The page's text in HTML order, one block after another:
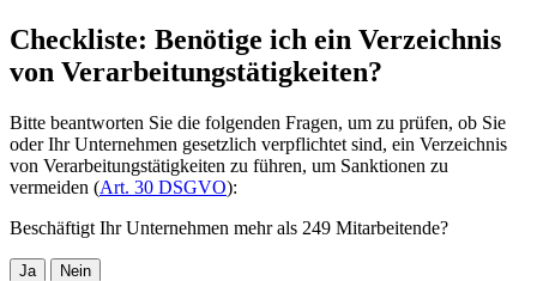
Checkliste: Benötige ich ein Verzeichnis
von Verarbeitungstätigkeiten?
Bitte beantworten Sie die folgenden Fragen, um zu prüfen, ob Sie
oder Ihr Unternehmen gesetzlich verpflichtet sind, ein Verzeichnis
von Verarbeitungstätigkeiten zu führen, um Sanktionen zu
vermeiden (Art. 30 DSGVO):
Beschäftigt Ihr Unternehmen mehr als 249 Mitarbeitende?
Ja Nein